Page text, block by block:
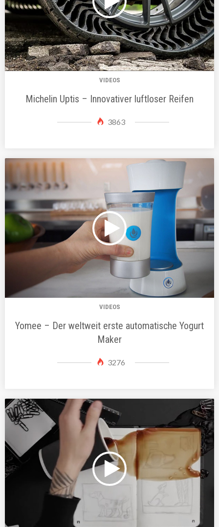
VIDEOS
Michelin Uptis – Innovativer luftloser Reifen
3863
VIDEOS
Yomee – Der weltweit erste automatische Yogurt
Maker
3276